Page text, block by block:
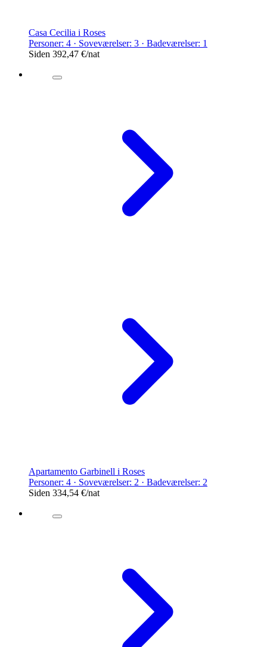
Casa Cecilia i Roses
Personer: 4 · Soveværelser: 3 · Badeværelser: 1
Siden 392,47 €/nat
Apartamento Garbinell i Roses
Personer: 4 · Soveværelser: 2 · Badeværelser: 2
Siden 334,54 €/nat